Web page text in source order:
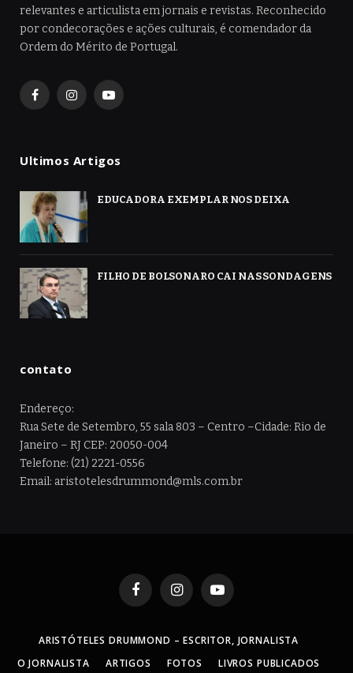
relevantes e articulista em jornais e revistas. Reconhecido
por condecorações e ações culturais, é comendador da
Ordem do Mérito de Portugal.
FacebookInstagramYouTube
Ultimos Artigos
EDUCADORA EXEMPLAR NOS DEIXA
FILHO DE BOLSONARO CAI NAS SONDAGENS
contato
Endereço:
Rua Sete de Setembro, 55 sala 803 – Centro –Cidade: Rio de
Janeiro – RJ CEP: 20050-004
Telefone: (21) 2221-0556
Email: aristotelesdrummond@mls.com.br
FacebookInstagramYouTube
ARISTÓTELES DRUMMOND – ESCRITOR, JORNALISTA
O JORNALISTA
ARTIGOS FOTOS LIVROS PUBLICADOS